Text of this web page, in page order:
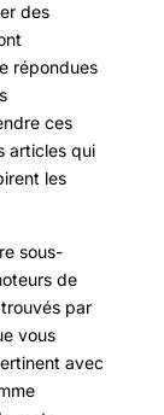
des
répondues
ces
articles qui
les
sous-
de
par
vous
avec